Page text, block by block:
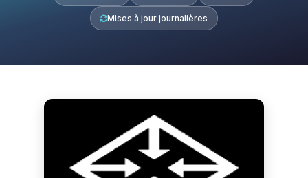
Mises à jour journalières